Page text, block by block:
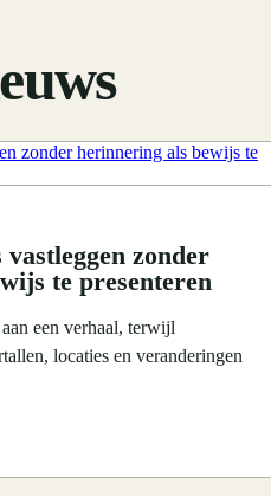
zonder
te presenteren
een verhaal, terwijl
locaties en veranderingen